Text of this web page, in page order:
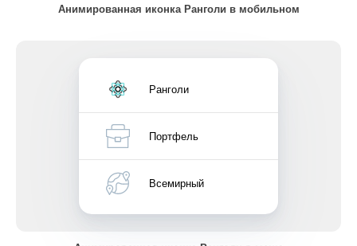
Анимированная иконка Ранголи в мобильном
Ранголи
Портфель
Всемирный